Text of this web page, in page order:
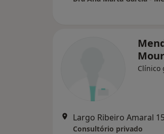
Clínico
Consultório privado